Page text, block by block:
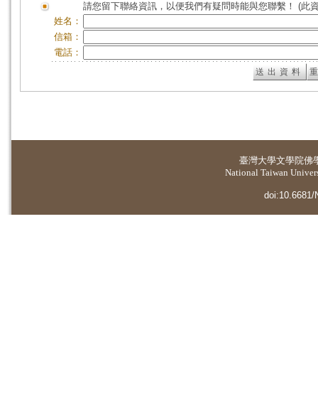
請您留下聯絡資訊，以便我們有疑問時能與您聯繫！ (此
姓名：
信箱：
電話：
臺灣大學文學院佛
National Taiwan
doi:10.6681/